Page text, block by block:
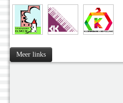
Meer links